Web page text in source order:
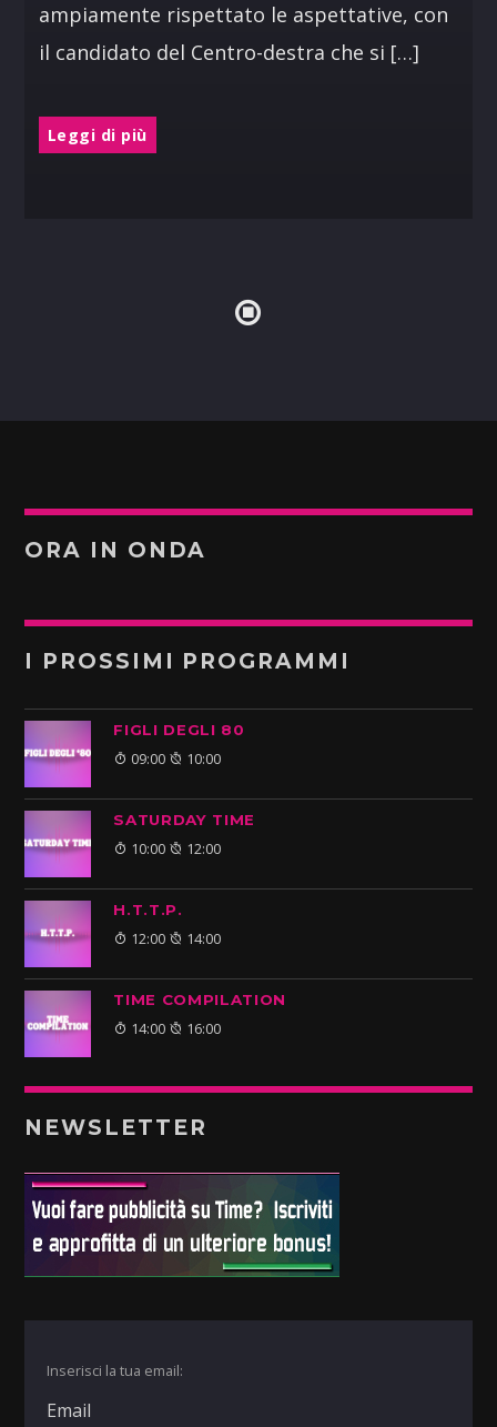
ampiamente rispettato le aspettative, con
il candidato del Centro-destra che si […]
Leggi di più
ORA IN ONDA
I PROSSIMI PROGRAMMI
FIGLI DEGLI 80
09:00 10:00
SATURDAY TIME
10:00 12:00
H.T.T.P.
12:00 14:00
TIME COMPILATION
14:00 16:00
NEWSLETTER
Inserisci la tua email: